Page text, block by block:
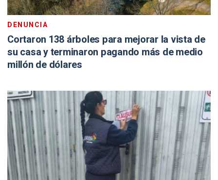
DENUNCIA
Cortaron 138 árboles para mejorar la vista de
su casa y terminaron pagando más de medio
millón de dólares